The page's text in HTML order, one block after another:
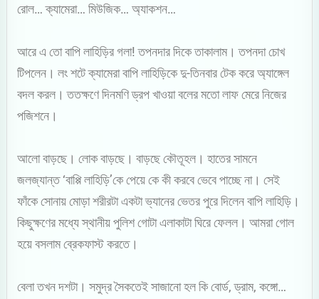
রোল… ক্যামেরা… মিউজিক… অ্যাকশন…
আরে এ তো বাপি লাহিড়ির গলা! তপনদার দিকে তাকালাম। তপনদা চোখ
টিপলেন। লং শটে ক্যামেরা বাপি লাহিড়িকে দু-তিনবার টেক করে অ্যাঙ্গেল
বদল করল। ততক্ষণে দিনমণি ড্রপ খাওয়া বলের মতো লাফ মেরে নিজের
পজিশনে।
আলো বাড়ছে। লোক বাড়ছে। বাড়ছে কৌতূহল। হাতের সামনে
জলজ্যান্ত ‘বাপ্পি লাহিড়ি’কে পেয়ে কে কী করবে ভেবে পাচ্ছে না। সেই
ফাঁকে সোনায় মোড়া শরীরটা একটা ভ্যানের ভেতর পুরে দিলেন বাপি লাহিড়ি।
কিছুক্ষণের মধ্যে স্থানীয় পুলিশ গোটা এলাকাটা ঘিরে ফেলল। আমরা গোল
হয়ে বসলাম ব্রেকফাস্ট করতে।
বেলা তখন দশটা। সমুদ্র সৈকতেই সাজানো হল কি বোর্ড, ড্রাম, কঙ্গো…